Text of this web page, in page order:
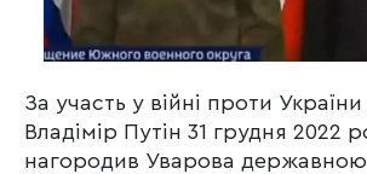
За участь у війні проти
Владімір Путін 31 грудня 2022
нагородив Уварова